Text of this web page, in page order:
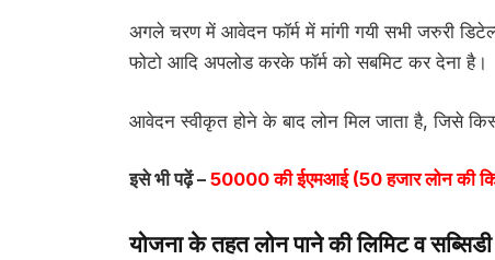
अगले चरण में आवेदन फॉर्म में मांगी गयी सभी जरुरी
फोटो आदि अपलोड करके फॉर्म को सबमिट कर देना है।
आवेदन स्वीकृत होने के बाद लोन मिल जाता है, जिसे
इसे भी पढ़ें – 50000 की ईएमआई (50 हजार लोन की
योजना के तहत लोन पाने की लिमिट व